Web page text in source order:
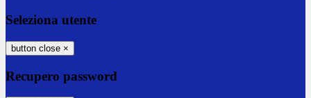
Seleziona utente
button close ×
Recupero password